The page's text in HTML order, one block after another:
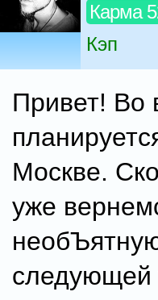
Карма
Кэп
Привет! Во
Москве.
уже
следующей